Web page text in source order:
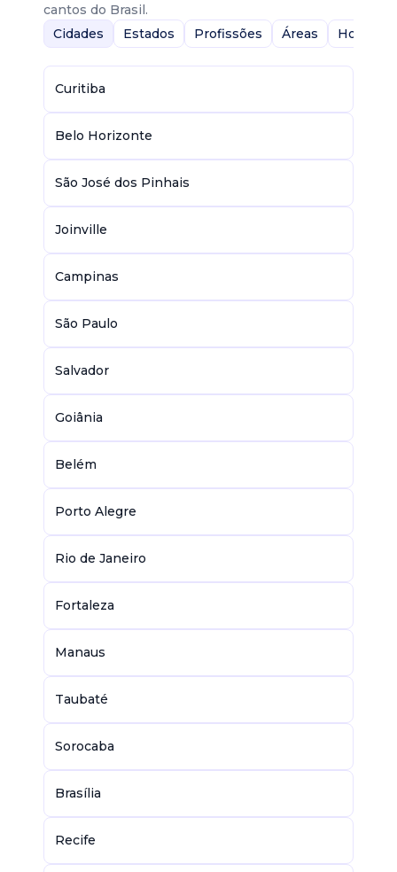
cantos do Brasil.
Cidades
Estados Profissões Áreas Home-
Curitiba
Belo Horizonte
São José dos Pinhais
Joinville
Campinas
São Paulo
Salvador
Goiânia
Belém
Porto Alegre
Rio de Janeiro
Fortaleza
Manaus
Taubaté
Sorocaba
Brasília
Recife